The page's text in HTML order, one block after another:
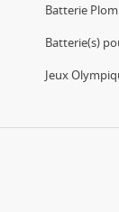
Batterie
Batterie(s)
Jeux